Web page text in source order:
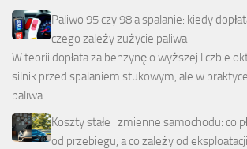
Paliwo 95 czy 98 a spalanie: kiedy
czego zależy zużycie paliwa
W teorii dopłata za benzynę o wyższej liczbie
silnik przed spalaniem stukowym, ale w
paliwa …
Koszty stałe i zmienne samochodu: co
od przebiegu, a co zależy od eksploatacji